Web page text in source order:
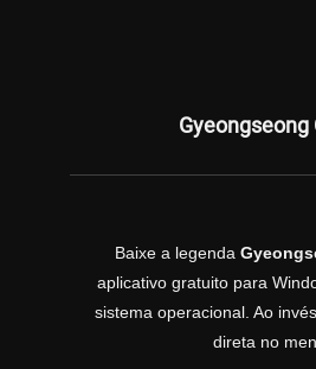
Gyeongseong
Baixe a legenda
aplicativo gratuito para
sistema operacional. Ao
direta no